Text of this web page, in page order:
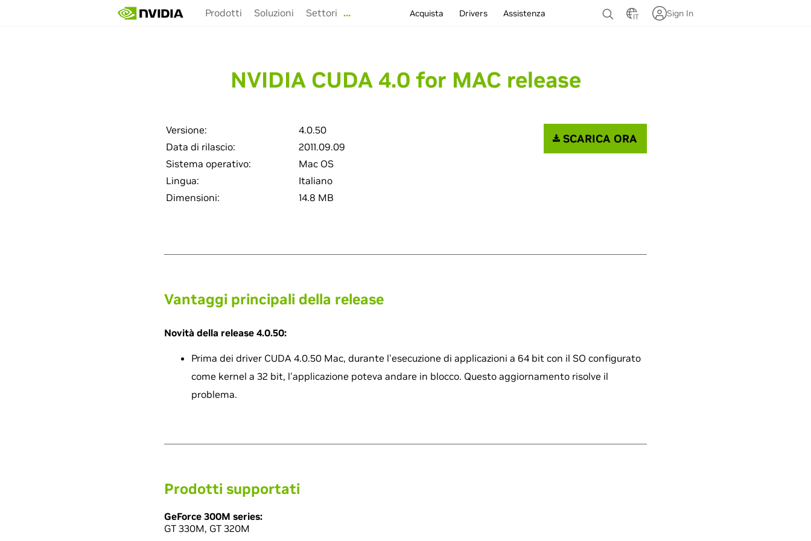
Prodotti Soluzioni Settori … Acquista Drivers Assistenza IT Sign In
NVIDIA CUDA 4.0 for MAC release
Versione:
4.0.50
Data di rilascio:
2011.09.09
Sistema operativo:
Mac OS
Lingua:
Italiano
Dimensioni:
14.8 MB
SCARICA ORA
Vantaggi principali della release
Novità della release 4.0.50:
Prima dei driver CUDA 4.0.50 Mac, durante l'esecuzione di applicazioni a 64 bit con il SO configurato
come kernel a 32 bit, l'applicazione poteva andare in blocco. Questo aggiornamento risolve il
problema.
Prodotti supportati
GeForce 300M series:
GT 330M, GT 320M